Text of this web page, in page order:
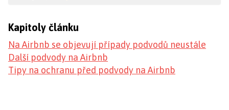
Kapitoly článku
Na Airbnb se objevují případy podvodů neustále
Další podvody na Airbnb
Tipy na ochranu před podvody na Airbnb